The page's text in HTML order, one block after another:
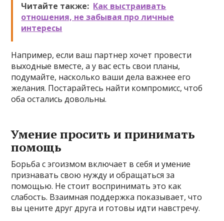
Читайте также: Как выстраивать
отношения, не забывая про личные
интересы
Например, если ваш партнер хочет провести
выходные вместе, а у вас есть свои планы,
подумайте, насколько ваши дела важнее его
желания. Постарайтесь найти компромисс, чтоб
оба остались довольны.
Умение просить и принимать
помощь
Борьба с эгоизмом включает в себя и умение
признавать свою нужду и обращаться за
помощью. Не стоит воспринимать это как
слабость. Взаимная поддержка показывает, что
вы цените друг друга и готовы идти навстречу.